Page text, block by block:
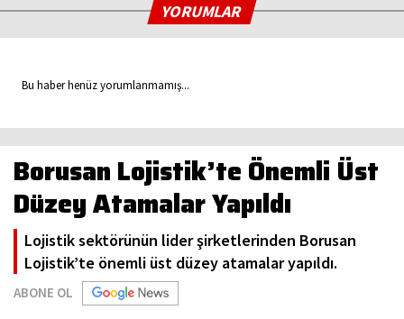
YORUMLAR
Bu haber henüz yorumlanmamış...
Borusan Lojistik’te Önemli Üst
Düzey Atamalar Yapıldı
Lojistik sektörünün lider şirketlerinden Borusan
Lojistik’te önemli üst düzey atamalar yapıldı.
ABONE OL